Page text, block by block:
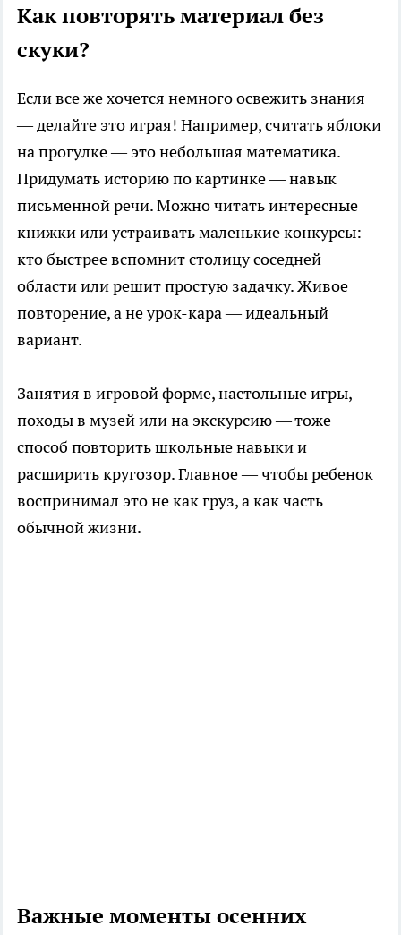
Как повторять материал без
скуки?
Если все же хочется немного освежить знания
— делайте это играя! Например, считать яблоки
на прогулке — это небольшая математика.
Придумать историю по картинке — навык
письменной речи. Можно читать интересные
книжки или устраивать маленькие конкурсы:
кто быстрее вспомнит столицу соседней
области или решит простую задачку. Живое
повторение, а не урок-кара — идеальный
вариант.
Занятия в игровой форме, настольные игры,
походы в музей или на экскурсию — тоже
способ повторить школьные навыки и
расширить кругозор. Главное — чтобы ребенок
воспринимал это не как груз, а как часть
обычной жизни.
Важные моменты осенних